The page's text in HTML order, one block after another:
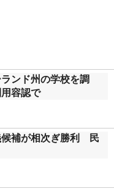
ンド州の学校を調
容認で
候補が相次ぎ勝利 民